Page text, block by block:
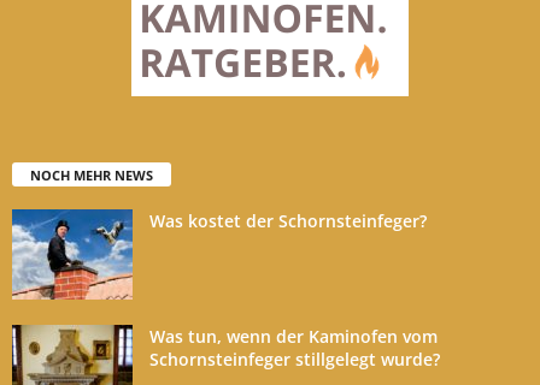
NOCH MEHR NEWS
Was kostet der Schornsteinfeger?
Was tun, wenn der Kaminofen vom
Schornsteinfeger stillgelegt wurde?